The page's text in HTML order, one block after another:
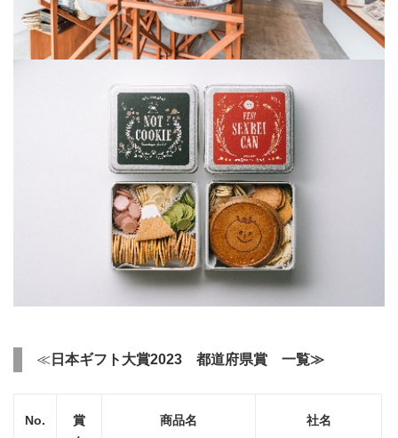
≪ 日本ギフト大賞2023 都道府県賞 一覧≫
No.
賞
商品名 社名